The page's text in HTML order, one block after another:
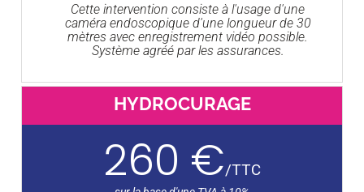
Cette intervention consiste à l'usage d'une
caméra endoscopique d'une longueur de 30
mètres avec enregistrement vidéo possible.
Système agréé par les assurances.
HYDROCURAGE
260 €/TTC